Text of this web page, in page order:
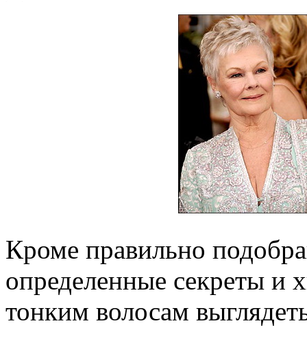
Кроме правильно
определенные секреты и
тонким волосам